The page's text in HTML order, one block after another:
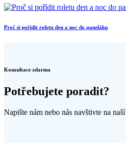
Proč si pořídit roletu den a noc do paneláku
Konzultace zdarma
Potřebujete poradit?
Napište nám nebo nás navštivte na